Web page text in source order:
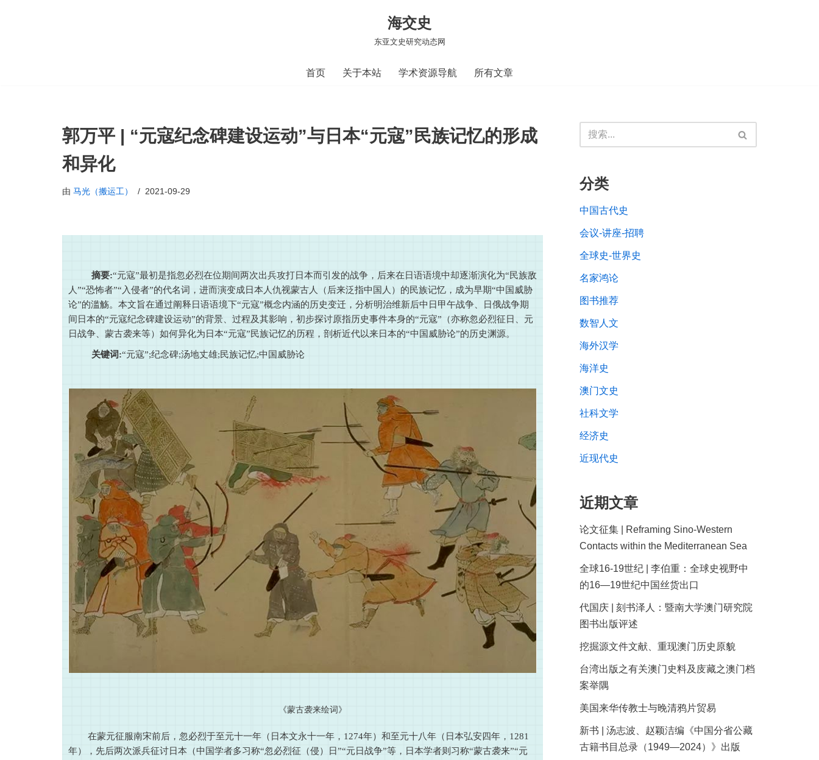
海交史
东亚文史研究动态网
首页 关于本站 学术资源导航 所有文章
郭万平 | “元寇纪念碑建设运动”与日本“元寇”民族记忆的形成
和异化
由 马光（搬运工） 2021-09-29
摘要:“元寇”最初是指忽必烈在位期间两次出兵攻打日本而引发的战争，后来在日语语境中却逐渐演化为“民族敌
人”“恐怖者”“入侵者”的代名词，进而演变成日本人仇视蒙古人（后来泛指中国人）的民族记忆，成为早期“中国威胁
论”的滥觞。本文旨在通过阐释日语语境下“元寇”概念内涵的历史变迁，分析明治维新后中日甲午战争、日俄战争期
间日本的“元寇纪念碑建设运动”的背景、过程及其影响，初步探讨原指历史事件本身的“元寇”（亦称忽必烈征日、元
日战争、蒙古袭来等）如何异化为日本“元寇”民族记忆的历程，剖析近代以来日本的“中国威胁论”的历史渊源。
关键词:“元寇”;纪念碑;汤地丈雄;民族记忆;中国威胁论
《蒙古袭来绘词》
在蒙元征服南宋前后，忽必烈于至元十一年（日本文永十一年，1274年）和至元十八年（日本弘安四年，1281
年），先后两次派兵征讨日本（中国学者多习称“忽必烈征（侵）日”“元日战争”等，日本学者则习称“蒙古袭来”“元
分类
中国古代史
会议-讲座-招聘
全球史-世界史
名家鸿论
图书推荐
数智人文
海外汉学
海洋史
澳门文史
社科文学
经济史
近现代史
近期文章
论文征集 | Reframing Sino-Western
Contacts within the Mediterranean Sea
全球16-19世纪 | 李伯重：全球史视野中
的16—19世纪中国丝货出口
代国庆 | 刻书泽人：暨南大学澳门研究院
图书出版评述
挖掘源文件文献、重现澳门历史原貌
台湾出版之有关澳门史料及庋藏之澳门档
案举隅
美国来华传教士与晚清鸦片贸易
新书 | 汤志波、赵颖洁编《中国分省公藏
古籍书目总录（1949—2024）》出版